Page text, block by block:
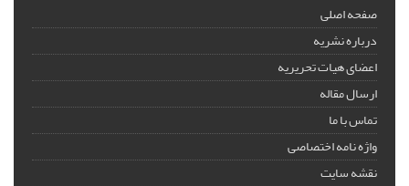
صفحه اصلی
درباره نشریه
اعضای هیات تحریریه
ارسال مقاله
تماس با ما
واژه نامه اختصاصی
نقشه سایت